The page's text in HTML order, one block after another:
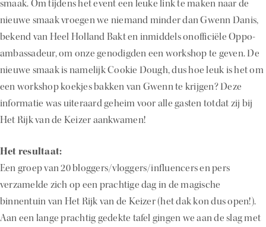
smaak. Om tijdens het event een leuke link te maken naar de
nieuwe smaak vroegen we niemand minder dan Gwenn Danis,
bekend van Heel Holland Bakt en inmiddels onofficiële Oppo-
ambassadeur, om onze genodigden een workshop te geven. De
nieuwe smaak is namelijk Cookie Dough, dus hoe leuk is het om
een workshop koekjes bakken van Gwenn te krijgen? Deze
informatie was uiteraard geheim voor alle gasten totdat zij bij
Het Rijk van de Keizer aankwamen!
Het resultaat:
Een groep van 20 bloggers/vloggers/influencers en pers
verzamelde zich op een prachtige dag in de magische
binnentuin van Het Rijk van de Keizer (het dak kon dus open!).
Aan een lange prachtig gedekte tafel gingen we aan de slag met